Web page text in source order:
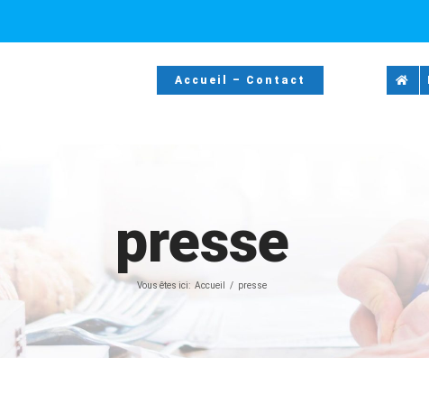
Accueil – Contact
presse
Vous êtes ici: Accueil presse